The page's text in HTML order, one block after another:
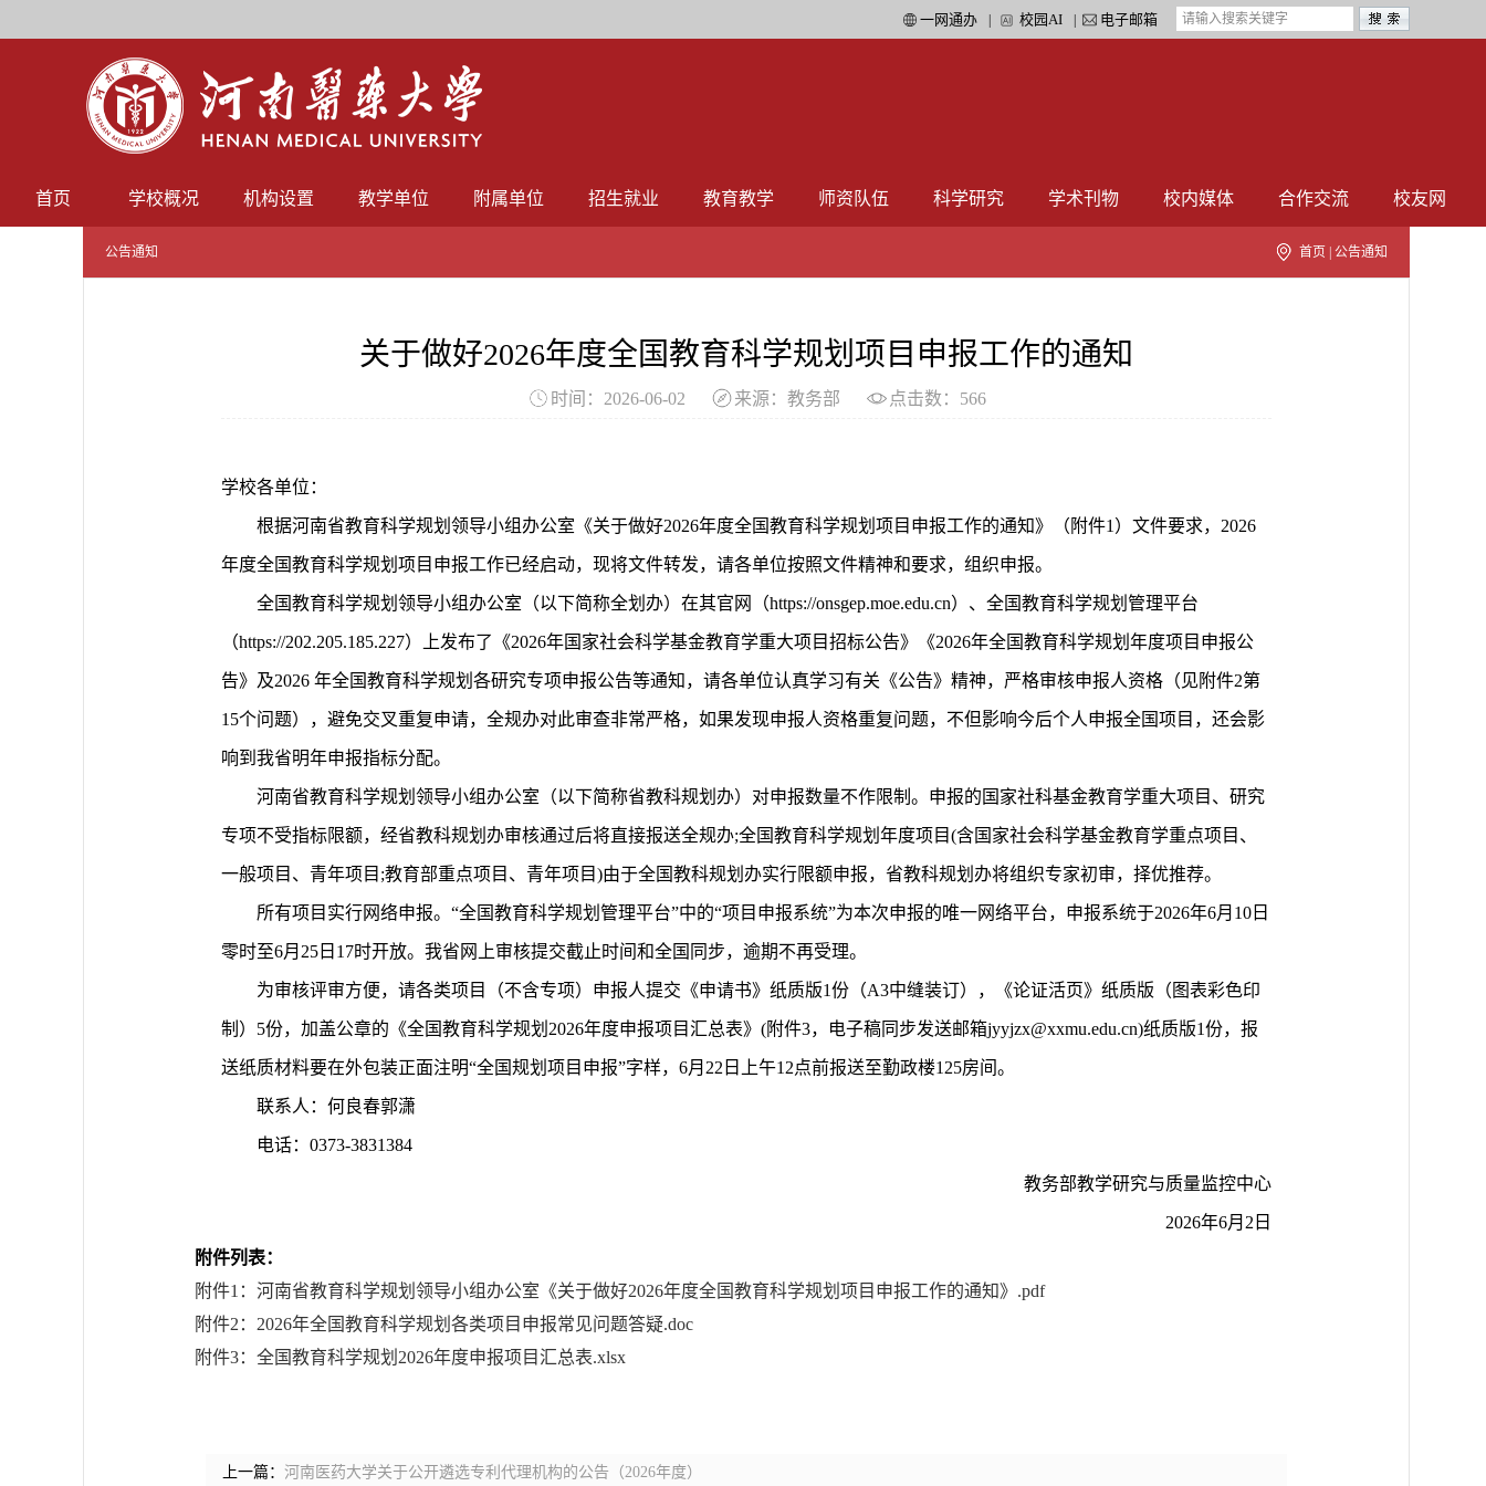
一网通办 校园AI 电子邮箱
首页 学校概况 机构设置 教学单位 附属单位 招生就业 教育教学 师资队伍 科学研究 学术刊物 校内媒体 合作交流 校友网
公告通知 首页 公告通知
关于做好2026年度全国教育科学规划项目申报工作的通知
时间：2026-06-02 来源：教务部 点击数： 566
学校各单位：
根据河南省教育科学规划领导小组办公室《关于做好2026年度全国教育科学规划项目申报工作的通知》（附件1）文件要求，2026
年度全国教育科学规划项目申报工作已经启动，现将文件转发，请各单位按照文件精神和要求，组织申报。
全国教育科学规划领导小组办公室（以下简称全划办）在其官网（https://onsgep.moe.edu.cn）、全国教育科学规划管理平台
（https://202.205.185.227）上发布了《2026年国家社会科学基金教育学重大项目招标公告》《2026年全国教育科学规划年度项目申报公
告》及2026 年全国教育科学规划各研究专项申报公告等通知，请各单位认真学习有关《公告》精神，严格审核申报人资格（见附件2第
15个问题），避免交叉重复申请，全规办对此审查非常严格，如果发现申报人资格重复问题，不但影响今后个人申报全国项目，还会影
响到我省明年申报指标分配。
河南省教育科学规划领导小组办公室（以下简称省教科规划办）对申报数量不作限制。申报的国家社科基金教育学重大项目、研究
专项不受指标限额，经省教科规划办审核通过后将直接报送全规办;全国教育科学规划年度项目(含国家社会科学基金教育学重点项目、
一般项目、青年项目;教育部重点项目、青年项目)由于全国教科规划办实行限额申报，省教科规划办将组织专家初审，择优推荐。
所有项目实行网络申报。“全国教育科学规划管理平台”中的“项目申报系统”为本次申报的唯一网络平台，申报系统于2026年6月10日
零时至6月25日17时开放。我省网上审核提交截止时间和全国同步，逾期不再受理。
为审核评审方便，请各类项目（不含专项）申报人提交《申请书》纸质版1份（A3中缝装订），《论证活页》纸质版（图表彩色印
制）5份，加盖公章的《全国教育科学规划2026年度申报项目汇总表》(附件3，电子稿同步发送邮箱jyyjzx@xxmu.edu.cn)纸质版1份，报
送纸质材料要在外包装正面注明“全国规划项目申报”字样，6月22日上午12点前报送至勤政楼125房间。
联系人：何良春郭潇
电话：0373-3831384
教务部教学研究与质量监控中心
2026年6月2日
附件列表：
附件1：河南省教育科学规划领导小组办公室《关于做好2026年度全国教育科学规划项目申报工作的通知》.pdf
附件2：2026年全国教育科学规划各类项目申报常见问题答疑.doc
附件3：全国教育科学规划2026年度申报项目汇总表.xlsx
上一篇： 河南医药大学关于公开遴选专利代理机构的公告（2026年度）